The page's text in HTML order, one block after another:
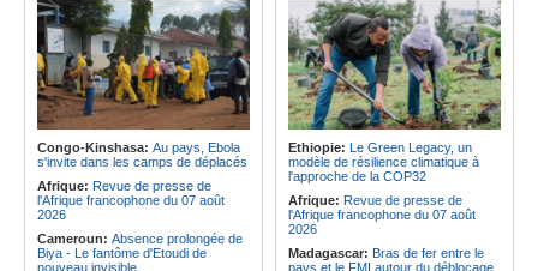
Afrique:La LSF salue le lancement
du premier ETF obligataire
souverain africain (USD) disponible
en Europe
Afrique:Promesse de la finale de la
Coupe du Monde 2030 au Maroc -
Infantino marquera-t-il le but de son
maintien ?
Afrique:Partenariat Afrique-Monde
arabe - Des mesures adoptées pour
relancer la coopération
Afrique:Enjeux sur l'eau potable en
Afrique - Le Prof Jacques Djoli
Angola:Boxe - Elder Liduema se
qualifie pour les quarts de finale
Angola: Handball - Le pays s'incline
face à la Guinée dans les matches
de classement
Angola:Football - L'Interclube
corrige le Kabuscorp en match de
préparation
Angola:Des experts prélèvent des
échantillons pour identifier les
victimes de l'accident de Cuanza-
Sul
Congo-Kinshasa: Au pays, Ebola
s'invite dans les camps de déplacés
Afrique: Revue de presse de
l'Afrique francophone du 07 août
2026
Cameroun: Absence prolongée de
Biya - Le fantôme d'Etoudi de
nouveau invisible
Ethiopie: Le Green Legacy, un
modèle de résilience climatique à
l'approche de la COP32
Afrique: Revue de presse de
l'Afrique francophone du 07 août
2026
Madagascar: Bras de fer entre le
pays et le FMI autour du déblocage